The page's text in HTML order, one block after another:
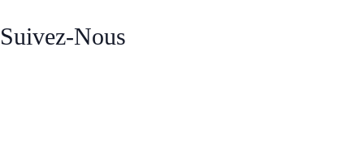
Suivez-Nous